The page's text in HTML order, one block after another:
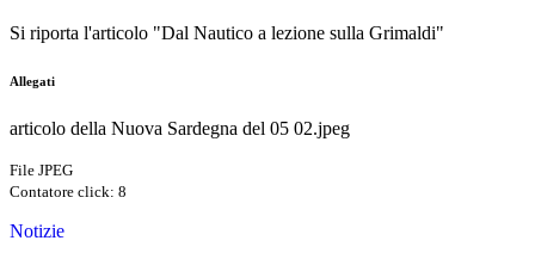
Si riporta l'articolo "Dal Nautico a lezione sulla Grimaldi"
Allegati
articolo della Nuova Sardegna del 05 02.jpeg
File JPEG
Contatore click: 8
Notizie